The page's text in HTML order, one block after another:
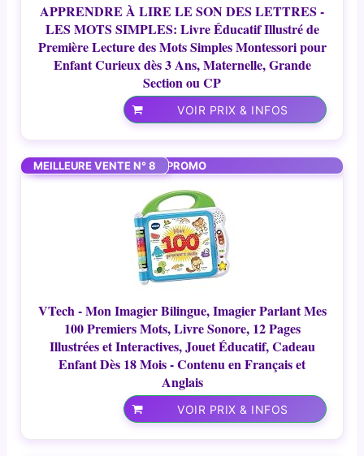
APPRENDRE À LIRE LE SON DES LETTRES -
LES MOTS SIMPLES: Livre Éducatif Illustré de
Première Lecture des Mots Simples Montessori pour
Enfant Curieux dès 3 Ans, Maternelle, Grande
Section ou CP
VOIR PRIX & INFOS
PROMO
MEILLEURE VENTE N° 8
VTech - Mon Imagier Bilingue, Imagier Parlant Mes
100 Premiers Mots, Livre Sonore, 12 Pages
Illustrées et Interactives, Jouet Éducatif, Cadeau
Enfant Dès 18 Mois - Contenu en Français et
Anglais
VOIR PRIX & INFOS